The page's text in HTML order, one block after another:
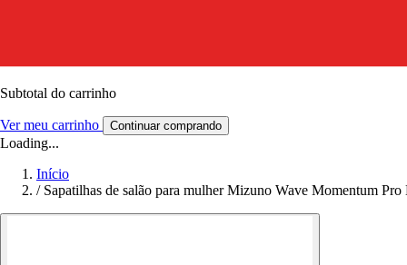
Subtotal do carrinho
Ver meu carrinho Continuar comprando
Loading...
Início
/ Sapatilhas de salão para mulher Mizuno Wave Momentum